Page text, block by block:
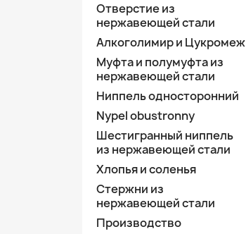
Отверстие из
нержавеющей стали
Алкоголимир и Цукромеж
Муфта и полумуфта из
нержавеющей стали
Ниппель односторонний
Nypel obustronny
Шестигранный ниппель
из нержавеющей стали
Хлопья и соленья
Стержни из
нержавеющей стали
Производство